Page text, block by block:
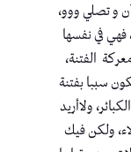
و تصلي ووو،
فهي في نفسها
الفتنة،
سببا بفتنة
ولاأريد
ولكن فيك